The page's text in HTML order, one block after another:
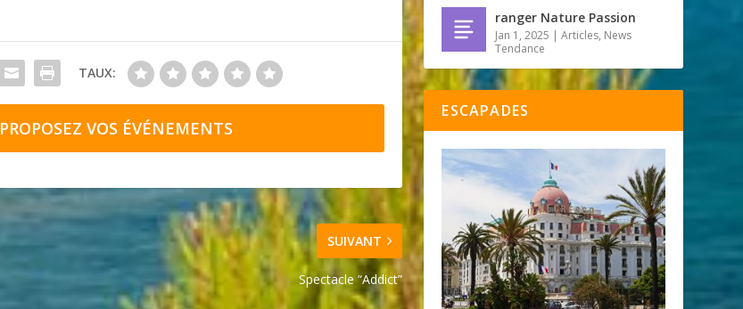
TAUX:
PROPOSEZ VOS ÉVÉNEMENTS
SUIVANT
Spectacle “Addict”
ranger Nature Passion
Jan 1, 2025 |Articles, News
Tendance
ESCAPADES